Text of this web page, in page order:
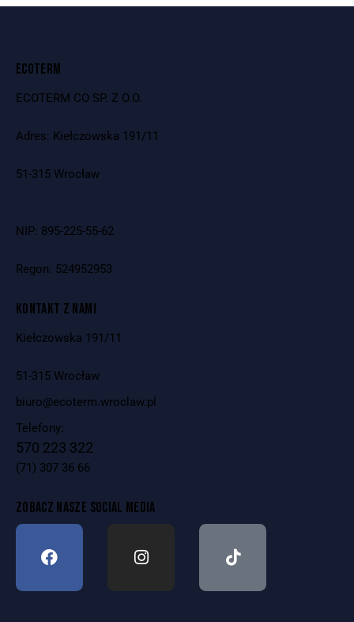
ECOTERM
ECOTERM CO SP. Z O.O.
Adres: Kiełczowska 191/11
51-315 Wrocław
NIP: 895-225-55-62
Regon: 524952953
KONTAKT Z NAMI
Kiełczowska 191/11
51-315 Wrocław
biuro@ecoterm.wroclaw.pl
Telefony:
570 223 322
(71) 307 36 66
ZOBACZ NASZE SOCIAL MEDIA